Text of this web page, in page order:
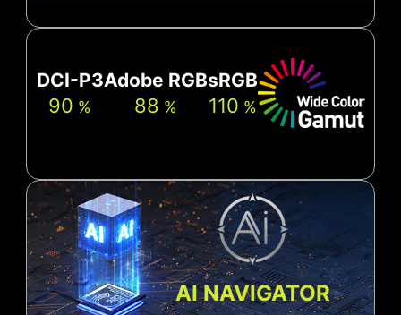
DCI-P3
90 %
Adobe RGB
88 %
sRGB
110 %
AI NAVIGATOR